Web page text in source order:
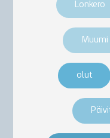
Lonkero
Muumi
olut